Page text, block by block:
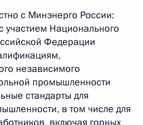
с Минэнерго России:
участием Национального
Федерации
независимого
промышленности
стандарты для
в том числе для